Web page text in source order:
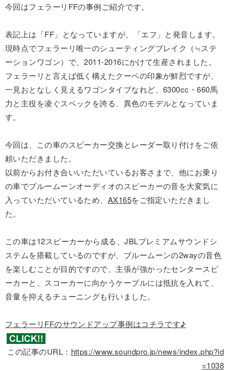
今回はフェラーリFFの事例ご紹介です。
表記上は「FF」となっていますが、「エフ」と発音します。
現時点でフェラーリ唯一のシューティングブレイク（≒ステ
ーションワゴン）で、2011-2016にかけて生産されました。
フェラーリと言えば低く構えたクーペの印象が鮮烈ですが、
一見おとなしく見えるワゴンタイプなれど、6300cc・660馬
力と主役を凌ぐスペックを誇る、異色のモデルとなっていま
す。
今回は、この車のスピーカー交換とレーダー取り付けをご依
頼いただきました。
以前からお付き合いいただいているお客さまで、他にお乗り
の車でブルームーンオーディオのスピーカーの音を大変気に
入っていただいているため、 AX165をご指定いただきまし
た。
この車は12スピーカーから成る、JBLプレミアムサウンドシ
ステムを搭載しているのですが、ブルームーンの2wayの音色
を楽しむことが目的ですので、主張が強かったセンタースピ
ーカーと、スコーカーに向かうケーブルには抵抗を入れて、
音量を抑えるチューニングも行いました。
フェラーリFFのサウンドアップ事例はコチラです♪
この記事のURL： https://www.soundpro.jp/news/index.php?id
=1038